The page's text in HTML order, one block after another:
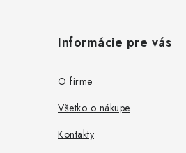
Informácie pre vás
O firme
Všetko o nákupe
Kontakty